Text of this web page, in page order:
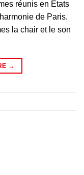
réunis en États
de Paris.
la chair et le son
→